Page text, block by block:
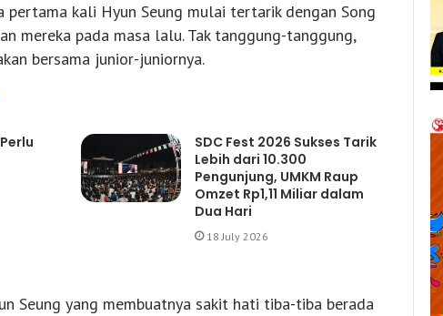
pertama kali Hyun Seung mulai tertarik dengan Song
mereka pada masa lalu. Tak tanggung-tanggung,
bersama junior-juniornya.
SDC Fest 2026 Sukses Tarik
Lebih dari 10.300
Pengunjung, UMKM Raup
Omzet Rp1,11 Miliar dalam
Dua Hari
18 July 2026
Seung yang membuatnya sakit hati tiba-tiba berada